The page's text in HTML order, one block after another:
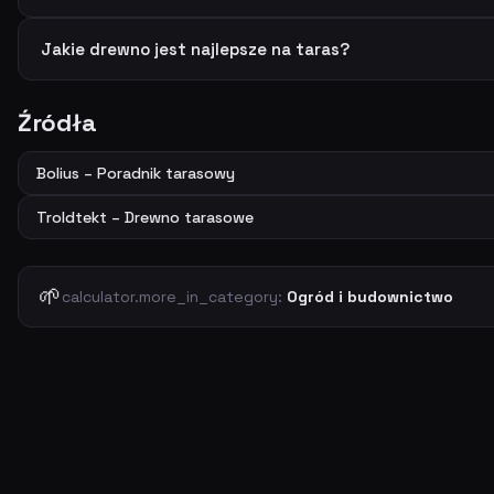
Jakie drewno jest najlepsze na taras?
Źródła
Bolius – Poradnik tarasowy
Troldtekt – Drewno tarasowe
🌱calculator.more_in_category: Ogród i budownictwo